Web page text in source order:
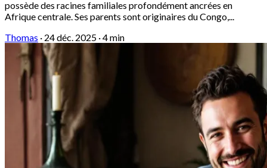
possède des racines familiales profondément ancrées en
Afrique centrale. Ses parents sont originaires du Congo,...
Thomas · 24 déc. 2025 ·4 min